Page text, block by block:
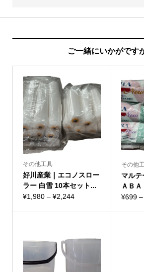
ご一緒にいかがです
その他工具
好川産業｜エコノスロー
ラー 白雪 10本セット...
¥1,980 – ¥2,244価
–
その他
マルテ
ＡＢ
¥699 –